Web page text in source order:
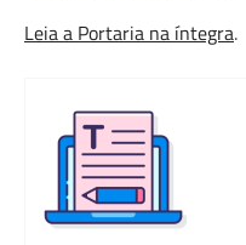
Leia a Portaria na íntegra.